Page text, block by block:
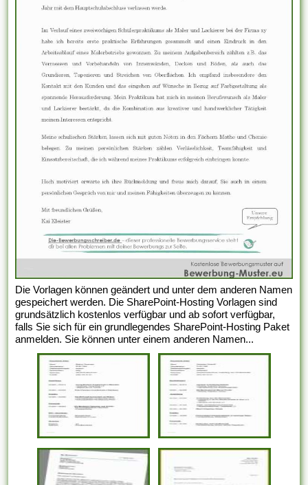
Die Vorlagen können geändert und unter dem anderen Namen
gespeichert werden. Die SharePoint-Hosting Vorlagen sind
grundsätzlich kostenlos verfügbar und ab sofort verfügbar,
falls Sie sich für ein grundlegendes SharePoint-Hosting Paket
anmelden. Sie können unter einem anderen Namen...